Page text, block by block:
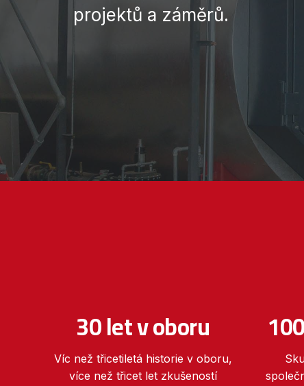
projektů a záměrů.
30 let v oboru
Víc než třicetiletá historie v oboru,
více než třicet let zkušeností